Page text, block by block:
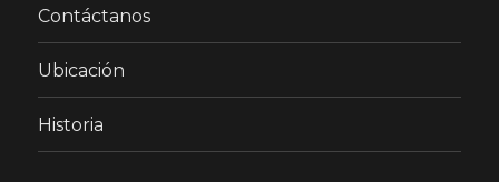
Contáctanos
Ubicación
Historia